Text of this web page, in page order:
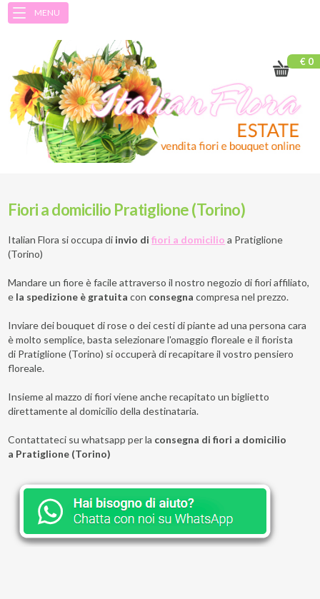
MENU
€ 0
Fiori a domicilio Pratiglione (Torino)
Italian Flora si occupa di invio difiori a domicilio a Pratiglione
(Torino)
Mandare un fiore è facile attraverso il nostro negozio di fiori affiliato,
e la spedizione è gratuita con consegna compresa nel prezzo.
Inviare dei bouquet di rose o dei cesti di piante ad una persona cara
è molto semplice, basta selezionare l'omaggio floreale e il fiorista
di Pratiglione (Torino) si occuperà di recapitare il vostro pensiero
floreale.
Insieme al mazzo di fiori viene anche recapitato un biglietto
direttamente al domicilio della destinataria.
Contattateci su whatsapp per la consegna di fiori a domicilio
a Pratiglione (Torino)